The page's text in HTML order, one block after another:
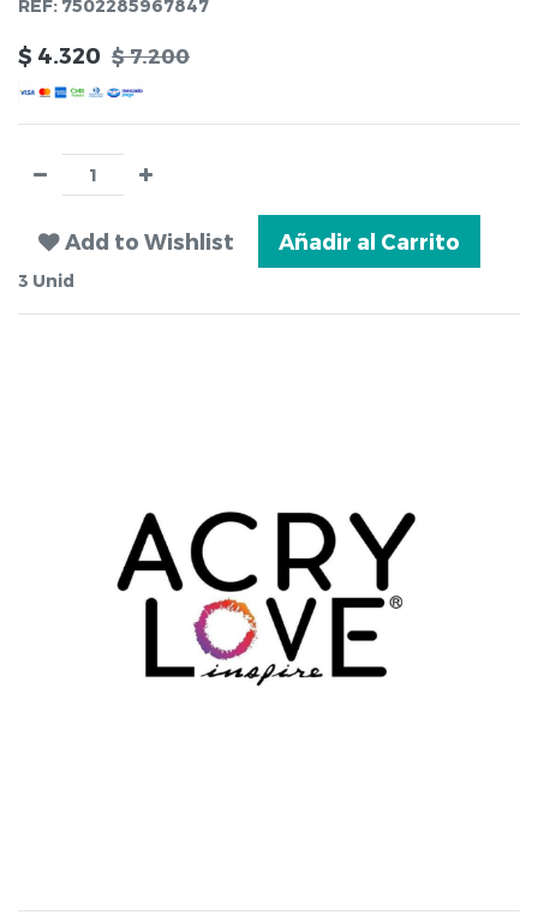
REF: 7502285967847
$ 4.320 $7.200
Add to Wishlist Añadir al Carrito
3 Unid